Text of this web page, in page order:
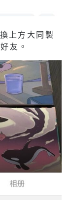
上方大同製
友。